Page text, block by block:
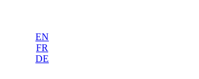
EN
FR
DE